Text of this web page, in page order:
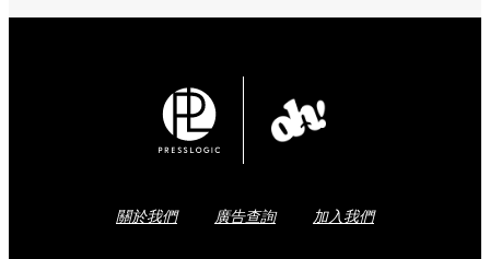
關於我們 廣告查詢 加入我們